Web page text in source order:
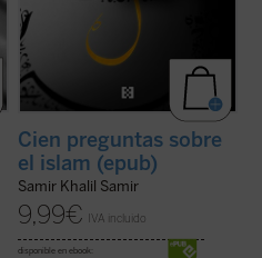
Cien preguntas sobre
el islam (epub)
Samir Khalil Samir
9,99€ IVA incluido
disponible en ebook: